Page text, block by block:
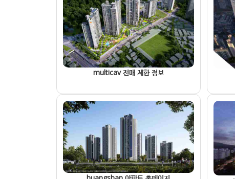
multicav 전매 제한 정보